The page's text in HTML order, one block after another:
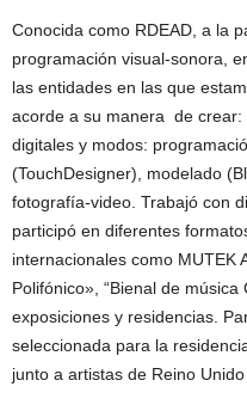
Conocida como RDEAD, a la
programación visual-sonora,
las entidades en las que
acorde a su manera de
digitales y modos:
(TouchDesigner), modelado
fotografía-video. Trabajó con
participó en diferentes
internacionales como MUTEK
Polifónico», “Bienal de música
exposiciones y residencias.
seleccionada para la
junto a artistas de Reino Unido